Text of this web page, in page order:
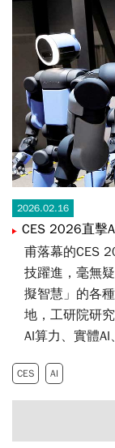
2026.02.16
CES 2026直擊
甫落幕的CES
技躍進，毫無
擬智慧」的各
地，工研院研
AI算力、實體
CES AI